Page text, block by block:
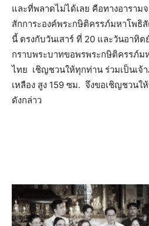
และที่พลาดไม่ได้เลย คือทางอาราม
สักการะองค์พระกษิติครรภ์มหาโพธิสั
นี้ ตรงกับวันเสาร์ ที่ 20 และวันอาทิ
กราบพระบาทขอพรพระกษิติครรภ์ม
ไทย เชิญชวนให้ทุกท่าน ร่วมเป็นเจ้
เหลือง สูง 159 ซม. จึงขอเชิญชวน
ดังกล่าว